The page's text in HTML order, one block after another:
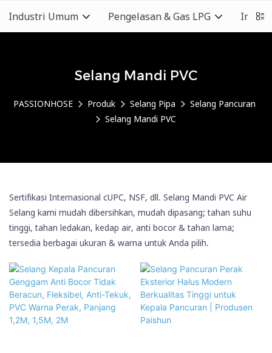
Industri Umum Pengelasan & Gas LPG
Selang Mandi PVC
PASSIONHOSE Produk Selang Pipa
Selang Pancuran
Selang Mandi PVC
Sertifikasi Internasional cUPC, NSF, dll. Selang Mandi PVC Air
Selang kami mudah dibersihkan, mudah dipasang; tahan suhu
tinggi, tahan ledakan, kedap air, anti bocor & tahan lama;
tersedia berbagai ukuran & warna untuk Anda pilih.